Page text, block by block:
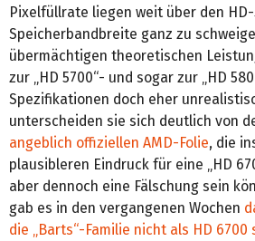
Pixelfüllrate liegen weit über den
Speicherbandbreite ganz zu
übermächtigen theoretischen
zur „HD 5700“- und sogar zur „HD
Spezifikationen doch eher
unterscheiden sie sich deutlich von
angeblich offiziellen AMD-Folie, die
plausibleren Eindruck für eine „HD
aber dennoch eine Fälschung sein
gab es in den vergangenen Wochen
die „Barts“-Familie nicht als HD 6700